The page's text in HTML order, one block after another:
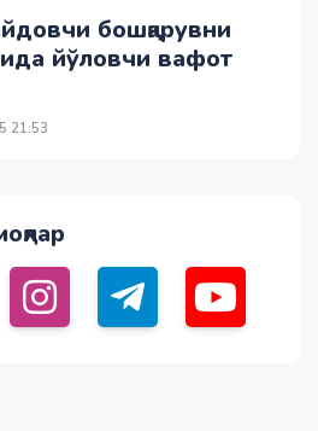
бошқарувни
йўловчи вафот
21:53